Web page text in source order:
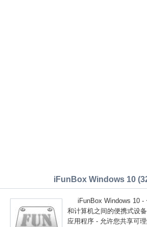
iFunBox Windows 10
iFunBox Windows 10 -
和计算机之间的便携式设
应用程序 - 允许您共享可